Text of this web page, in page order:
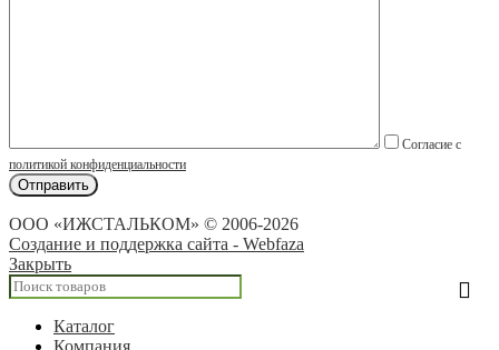
Согласие с
политикой конфиденциальности
ООО «ИЖСТАЛЬКОМ» © 2006-2026
Создание и поддержка сайта - Webfaza
Закрыть
Каталог
Компания